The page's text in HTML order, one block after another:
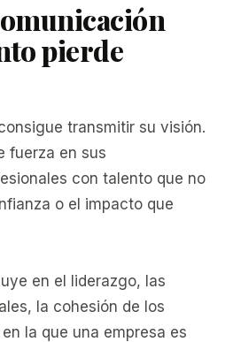
pierde
transmitir su visión.
fuerza en sus
con talento que no
o el impacto que
en el liderazgo, las
la cohesión de los
la que una empresa es